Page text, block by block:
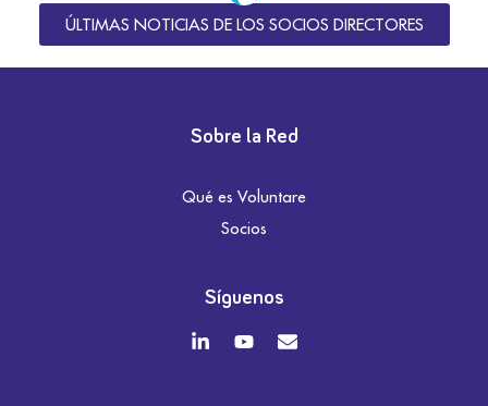
ÚLTIMAS NOTICIAS DE LOS SOCIOS DIRECTORES
Sobre la Red
Qué es Voluntare
Socios
Síguenos